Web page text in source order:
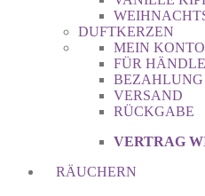
DUFTKERZEN
MEIN KONTO
FÜR
BEZAHLUNG
VERSAND
RÜCKGABE
VERTRAG
RÄUCHERN